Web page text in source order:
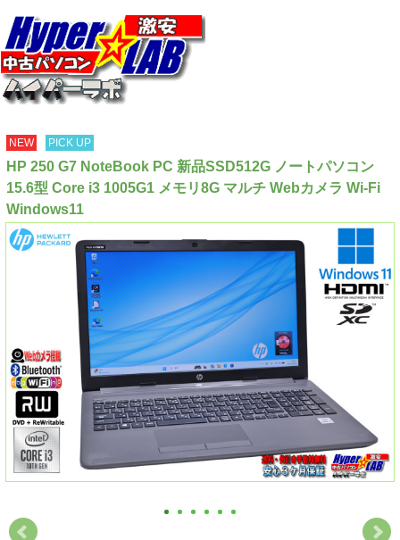
NEW PICK UP
HP 250 G7 NoteBook PC 新品SSD512G ノートパソコン
15.6型 Core i3 1005G1 メモリ8G マルチ Webカメラ Wi-Fi
Windows11